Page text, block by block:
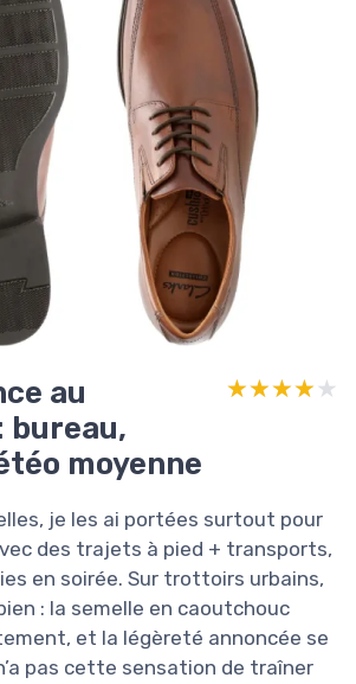
au
bureau,
moyenne
★★★★★
★★★★★
je les ai portées surtout pour
des trajets à pied + transports,
en soirée. Sur trottoirs urbains,
: la semelle en caoutchouc
et la légèreté annoncée se
pas cette sensation de traîner